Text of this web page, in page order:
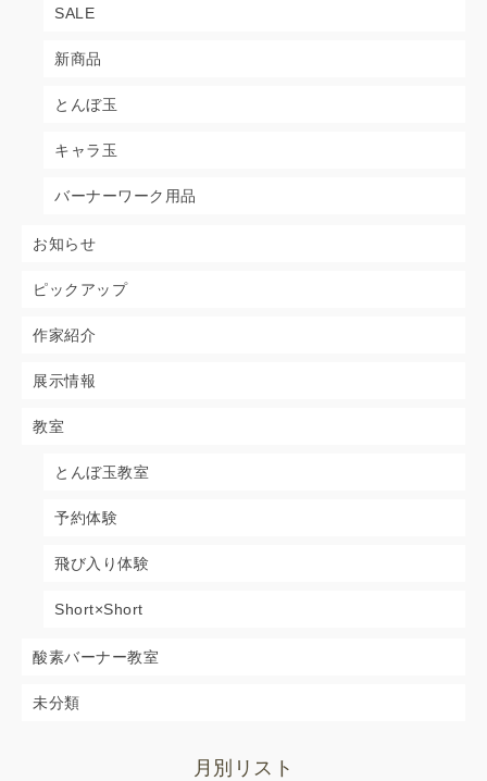
SALE
新商品
とんぼ玉
キャラ玉
バーナーワーク用品
お知らせ
ピックアップ
作家紹介
展示情報
教室
とんぼ玉教室
予約体験
飛び入り体験
Short×Short
酸素バーナー教室
未分類
月別リスト